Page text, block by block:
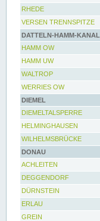
RHEDE
VERSEN TRENNSPITZE
DATTELN-HAMM-KANAL
HAMM OW
HAMM UW
WALTROP
WERRIES OW
DIEMEL
DIEMELTALSPERRE
HELMINGHAUSEN
WILHELMSBRÜCKE
DONAU
ACHLEITEN
DEGGENDORF
DÜRNSTEIN
ERLAU
GREIN